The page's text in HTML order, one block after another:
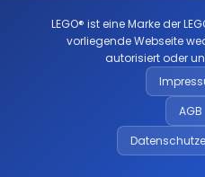
LEGO® ist eine Marke der
vorliegende Webseite
autorisiert oder
AGB